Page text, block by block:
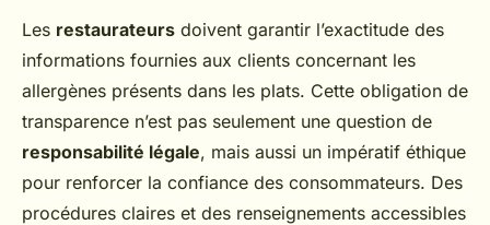
Les restaurateurs doivent garantir l’exactitude des
informations fournies aux clients concernant les
allergènes présents dans les plats. Cette obligation de
transparence n’est pas seulement une question de
responsabilité légale, mais aussi un impératif éthique
pour renforcer la confiance des consommateurs. Des
procédures claires et des renseignements accessibles